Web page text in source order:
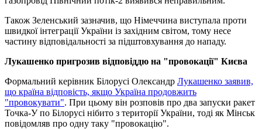
Також Зеленський зазначив, що Німеччина виступала проти
швидкої інтеграції України із західним світом, тому несе
частину відповідальності за підштовхування до нападу.
Лукашенко пригрозив відповіддю на "провокації" Києва
Формальний керівник Білорусі Олександр Лукашенко заявив,
що країна відповість, якщо Україна продовжить
"провокувати". При цьому він розповів про два запуски ракет
Точка-У по Білорусі нібито з території України, тоді як Мінськ
повідомляв про одну таку "провокацію".